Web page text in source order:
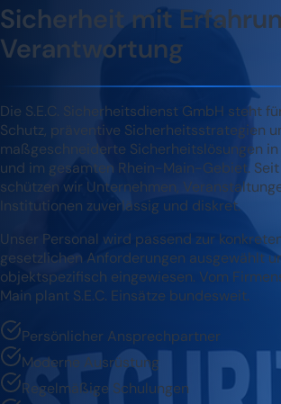
Sicherheit mit
Verantwortung
Die S.E.C. Sicherheitsdienst GmbH steht
Schutz, präventive Sicherheitsstrategien
maßgeschneiderte Sicherheitslösungen
und im gesamten Rhein-Main-Gebiet.
schützen wir Unternehmen,
Institutionen zuverlässig und diskret.
Unser Personal wird passend zur
gesetzlichen Anforderungen ausgewählt
objektspezifisch eingewiesen. Vom
Main plant S.E.C. Einsätze bundesweit.
Persönlicher Ansprechpartner
Moderne Ausrüstung
Regelmäßige Schulungen